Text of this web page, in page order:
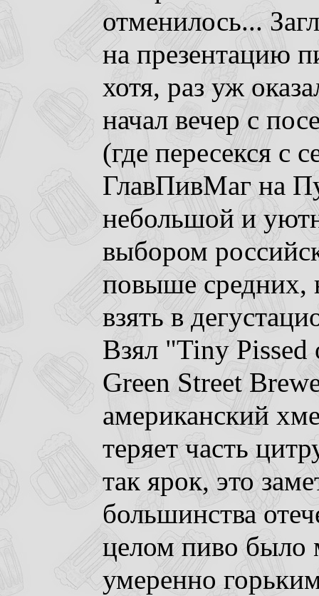
отменилось...
на презентацию
хотя, раз уж
начал вечер с
(где пересекся с
ГлавПивМаг на
небольшой и
выбором
повыше средних,
взять в
Взял "Tiny Pissed
Green Street
американский
теряет часть
так ярок, это
большинства
целом пиво
умеренно